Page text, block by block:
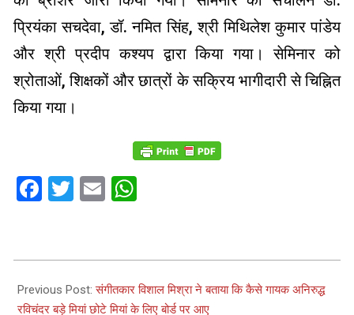
प्रियंका सचदेवा, डॉ. नमित सिंह, श्री मिथिलेश कुमार पांडेय
और श्री प्रदीप कश्यप द्वारा किया गया। सेमिनार को
श्रोताओं, शिक्षकों और छात्रों के सक्रिय भागीदारी से चिह्नित
किया गया।
Facebook
Twitter
Email
03-
07
Previous Post:संगीतकार विशाल मिश्रा ने बताया कि कैसे गायक अनिरुद्ध
रविचंदर बड़े मियां छोटे मियां के लिए बोर्ड पर आए